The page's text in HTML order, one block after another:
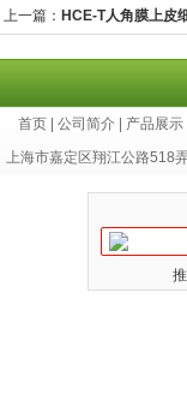
上一篇： HCE-T人角膜上皮
首页 公司简介 产品展示
上海市嘉定区翔江公路518